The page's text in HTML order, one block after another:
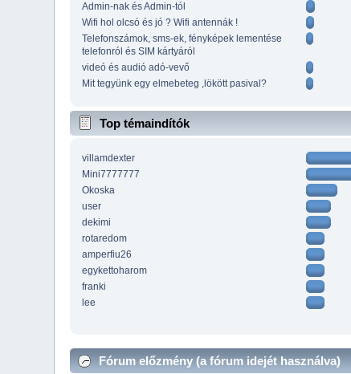
Admin-nak és Admin-tól
Wifi hol olcsó és jó ? Wifi antennák !
Telefonszámok, sms-ek, fényképek lementése
telefonról és SIM kártyáról
videó és audió adó-vevő
Mit tegyünk egy elmebeteg ,lökött pasival?
Top témaindítók
villamdexter
Mini7777777
Okoska
user
dekimi
rotaredom
amperfiu26
egykettoharom
franki
lee
Fórum előzmény (a fórum idejét használva)